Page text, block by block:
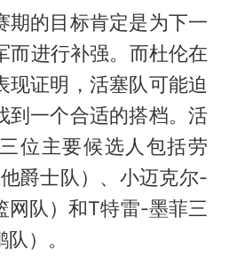
期的目标肯定是为下一
而进行补强。而杜伦在
现证明，活塞队可能迫
到一个合适的搭档。活
位主要候选人包括劳
爵士队）、小迈克尔-
网队）和T特雷-墨菲三
）。